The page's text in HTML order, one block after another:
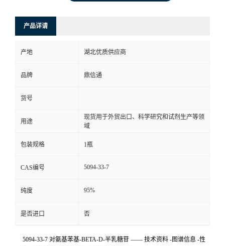
产品详请
产地 湖北优质供应商
品牌 鼎信通
货号
用途
现货用于外贸出口、科学研究和试剂生产等领
域
包装规格 1瓶
CAS编号 5094-33-7
纯度 95%
是否进口 否
5094-33-7 对氨基苯基-BETA-D-半乳糖苷 —— 技术资料 -图谱信息 -性